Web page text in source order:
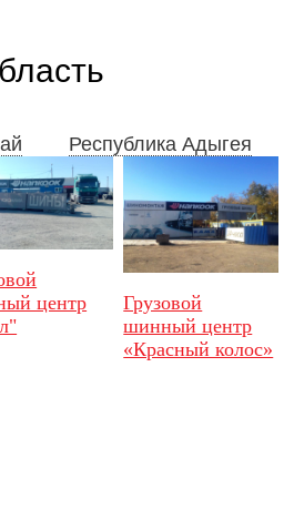
Республика Адыгея
центр
Грузовой
шинный центр
«Красный колос»